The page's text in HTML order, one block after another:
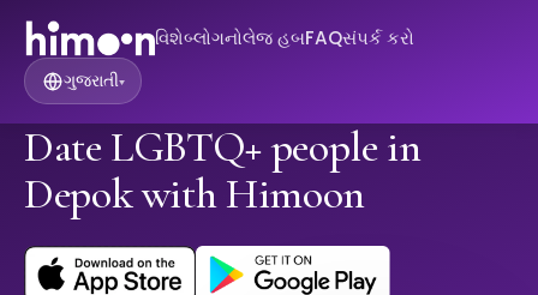
વિશેબ્લોગનોલેજ હબFAQસંપર્ક કરો
ગુજરાતી▾
Date LGBTQ+ people in
Depok with Himoon